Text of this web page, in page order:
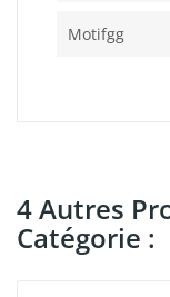
Motifgg
4 Autres
Catégorie :